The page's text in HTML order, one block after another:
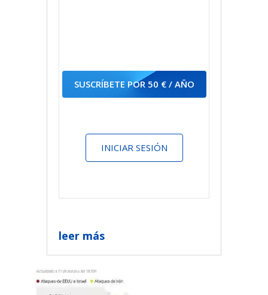
SUSCRÍBETE POR 50 € / AÑO
INICIAR SESIÓN
leer más